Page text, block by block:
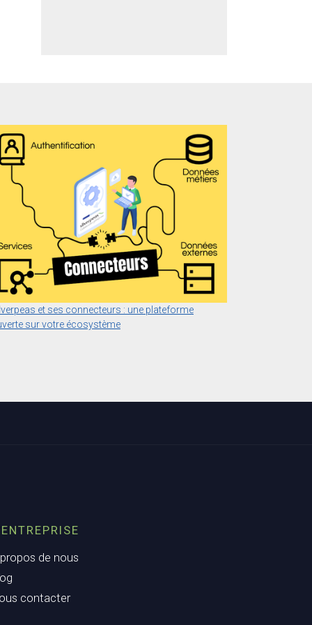
et ses connecteurs : une plateforme
sur votre écosystème
de nous
contacter